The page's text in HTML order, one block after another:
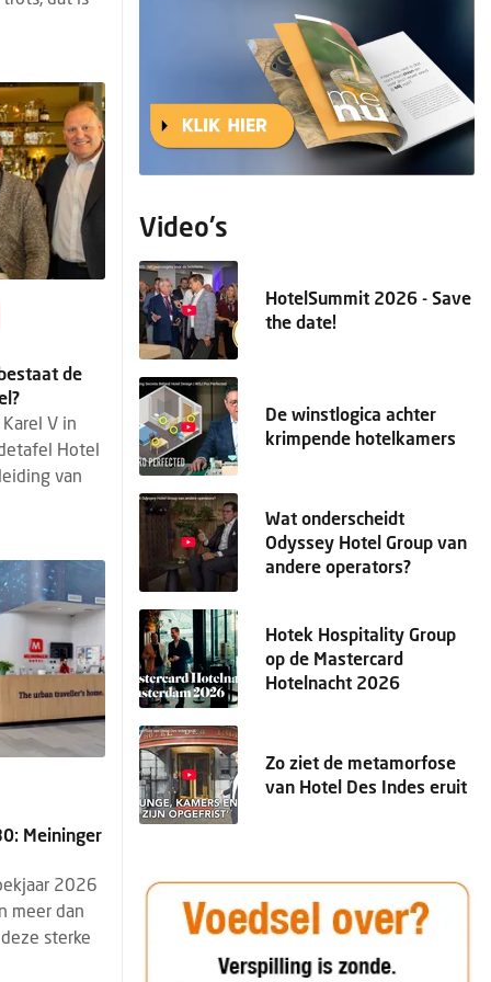
de
V in
Hotel
van
Meininger
2026
meer dan
sterke
Video's
HotelSummit 2026 - Save
the date!
De winstlogica achter
krimpende hotelkamers
Wat onderscheidt
Odyssey Hotel Group van
andere operators?
Hotek Hospitality Group
op de Mastercard
Hotelnacht 2026
Zo ziet de metamorfose
van Hotel Des Indes eruit